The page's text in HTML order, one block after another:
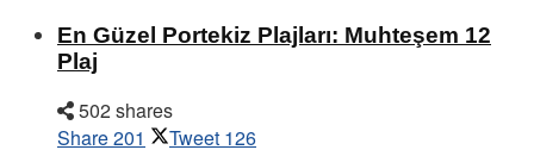
En Güzel Portekiz Plajları: Muhteşem 12
Plaj
502 shares
Share201 Tweet 126